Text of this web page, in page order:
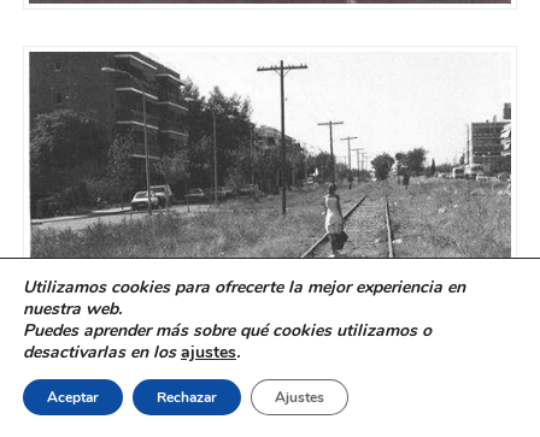
Utilizamos cookies para ofrecerte la mejor experiencia en
nuestra web.
Puedes aprender más sobre qué cookies utilizamos o
desactivarlas en losajustes.
Aceptar Rechazar Ajustes